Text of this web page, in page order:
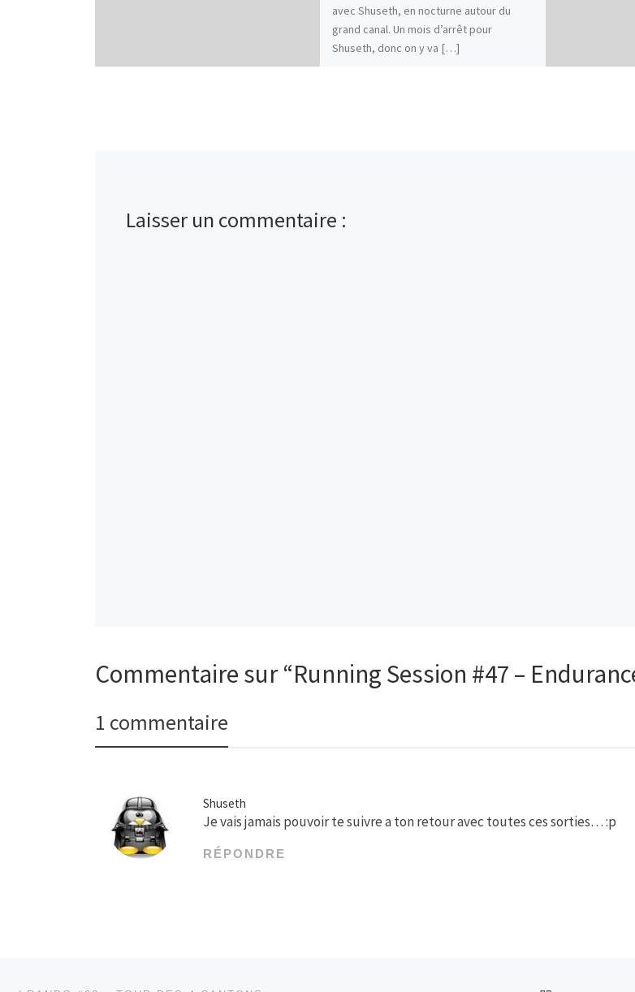
avec Shuseth, en nocturne autour du
grand canal. Un mois d’arrêt pour
Shuseth, donc on y va […]
Laisser un commentaire :
Commentaire sur “Running Session #47 –
1 commentaire
Shuseth
Je vais jamais pouvoir te suivre a ton retour avec toutes ces sorties… :p
RÉPONDRE